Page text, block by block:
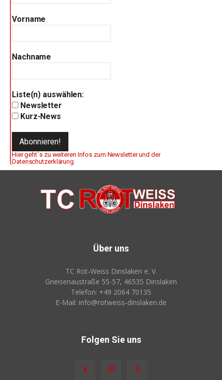
Vorname
Nachname
Liste(n) auswählen:
Newsletter
Kurz-News
Hier geht`s zu weiteren Infos zum Newsletter und der
Datenschutzerklärung
Über uns
TC Rot‑Weiss Dinslaken e. V.
Gneisenaustraße 55-57, 46535 Dinslaken
Telefon: +49 2064 70135
E-Mail: info@rotweiss‑dinslaken.de
Folgen Sie uns